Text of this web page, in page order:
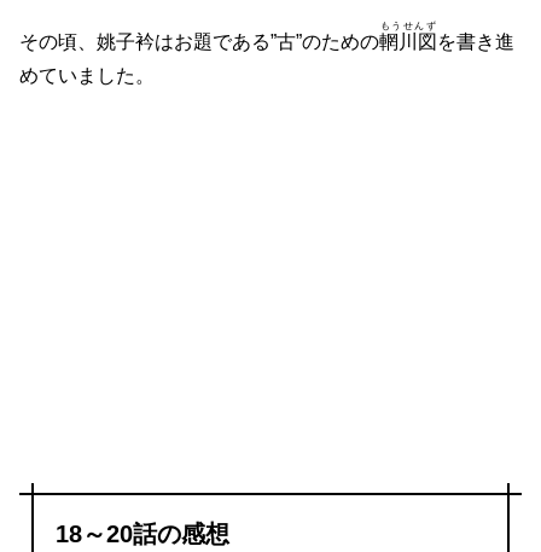
その頃、姚子衿はお題である”古”のための輞川図
もうせんず
を書き進
めていました。
18～20話の感想